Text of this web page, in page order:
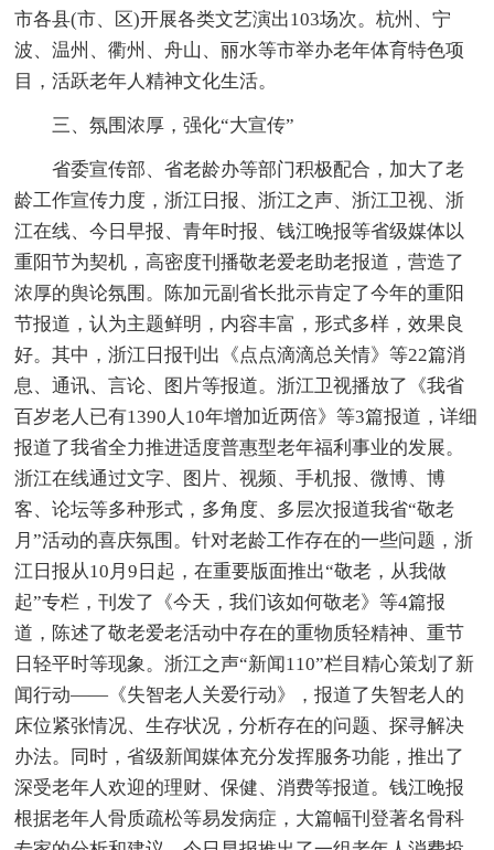
市各县(市、区)开展各类文艺演出103场次。杭州、宁
波、温州、衢州、舟山、丽水等市举办老年体育特色项
目，活跃老年人精神文化生活。
三、氛围浓厚，强化“大宣传”
省委宣传部、省老龄办等部门积极配合，加大了老
龄工作宣传力度，浙江日报、浙江之声、浙江卫视、浙
江在线、今日早报、青年时报、钱江晚报等省级媒体以
重阳节为契机，高密度刊播敬老爱老助老报道，营造了
浓厚的舆论氛围。陈加元副省长批示肯定了今年的重阳
节报道，认为主题鲜明，内容丰富，形式多样，效果良
好。其中，浙江日报刊出《点点滴滴总关情》等22篇消
息、通讯、言论、图片等报道。浙江卫视播放了《我省
百岁老人已有1390人10年增加近两倍》等3篇报道，详细
报道了我省全力推进适度普惠型老年福利事业的发展。
浙江在线通过文字、图片、视频、手机报、微博、博
客、论坛等多种形式，多角度、多层次报道我省“敬老
月”活动的喜庆氛围。针对老龄工作存在的一些问题，浙
江日报从10月9日起，在重要版面推出“敬老，从我做
起”专栏，刊发了《今天，我们该如何敬老》等4篇报
道，陈述了敬老爱老活动中存在的重物质轻精神、重节
日轻平时等现象。浙江之声“新闻110”栏目精心策划了新
闻行动——《失智老人关爱行动》，报道了失智老人的
床位紧张情况、生存状况，分析存在的问题、探寻解决
办法。同时，省级新闻媒体充分发挥服务功能，推出了
深受老年人欢迎的理财、保健、消费等报道。钱江晚报
根据老年人骨质疏松等易发病症，大篇幅刊登著名骨科